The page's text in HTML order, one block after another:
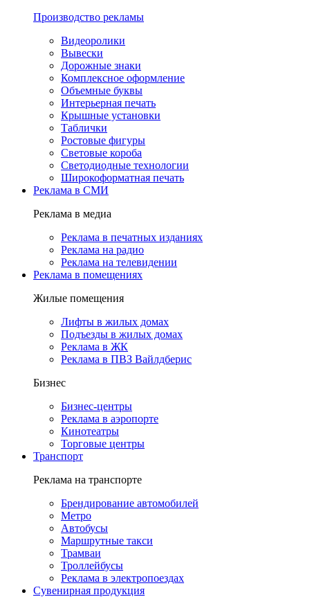
Производство рекламы
Видеоролики
Вывески
Дорожные знаки
Комплексное оформление
Объемные буквы
Интерьерная печать
Крышные установки
Таблички
Ростовые фигуры
Световые короба
Светодиодные технологии
Широкоформатная печать
Реклама в СМИ
Реклама в медиа
Реклама в печатных изданиях
Реклама на радио
Реклама на телевидении
Реклама в помещениях
Жилые помещения
Лифты в жилых домах
Подъезды в жилых домах
Реклама в ЖК
Реклама в ПВЗ Вайлдберис
Бизнес
Бизнес-центры
Реклама в аэропорте
Кинотеатры
Торговые центры
Транспорт
Реклама на транспорте
Брендирование автомобилей
Метро
Автобусы
Маршрутные такси
Трамваи
Троллейбусы
Реклама в электропоездах
Сувенирная продукция